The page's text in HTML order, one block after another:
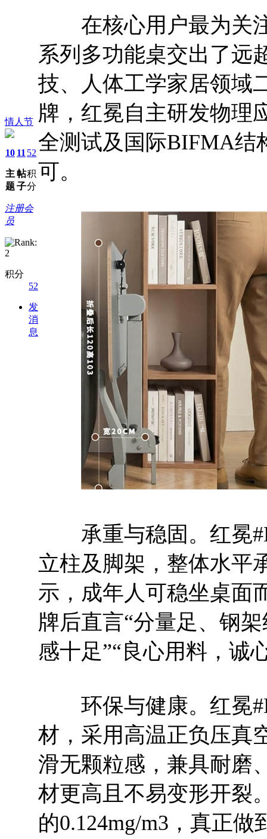
情人节
10
主
题
11
帖
子
52
积
分
注册会
员
积分
52
发
消
息
在核心用户最为关注
系列多功能桌交出了远
技、人体工学家居领域
牌，红冕自主研发物理
全测试及国际BIFMA结
可。
承重与稳固。红冕
立柱及脚架，整体水平
示，成年人可稳坐桌面
牌后直言“分量足、钢
感十足”“良心用料，诚
环保与健康。红冕
材，采用高温正负压真
滑无颗粒感，兼具耐磨
材更高且不易变形开裂
的0.124mg/m3，真正